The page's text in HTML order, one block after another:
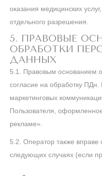
оказания медицинских
отдельного разрешения.
5. ПРАВОВЫЕ
ОБРАБОТКИ
ДАННЫХ
5.1. Правовым основанием
согласие на обработку
маркетинговых
Пользователя,
рекламе».
5.2. Оператор также вправе
следующих случаях (если